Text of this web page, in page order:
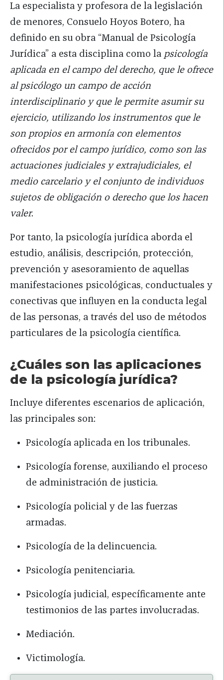
La especialista y profesora de la legislación
de menores, Consuelo Hoyos Botero, ha
definido en su obra “Manual de Psicología
Jurídica” a esta disciplina como la psicología
aplicada en el campo del derecho, que le ofrece
al psicólogo un campo de acción
interdisciplinario y que le permite asumir su
ejercicio, utilizando los instrumentos que le
son propios en armonía con elementos
ofrecidos por el campo jurídico, como son las
actuaciones judiciales y extrajudiciales, el
medio carcelario y el conjunto de individuos
sujetos de obligación o derecho que los hacen
valer.
Por tanto, la psicología jurídica aborda el
estudio, análisis, descripción, protección,
prevención y asesoramiento de aquellas
manifestaciones psicológicas, conductuales y
conectivas que influyen en la conducta legal
de las personas, a través del uso de métodos
particulares de la psicología científica.
¿Cuáles son las aplicaciones
de la psicología jurídica?
Incluye diferentes escenarios de aplicación,
las principales son:
Psicología aplicada en los tribunales.
Psicología forense, auxiliando el proceso
de administración de justicia.
Psicología policial y de las fuerzas
armadas.
Psicología de la delincuencia.
Psicología penitenciaria.
Psicología judicial, específicamente ante
testimonios de las partes involucradas.
Mediación.
Victimología.